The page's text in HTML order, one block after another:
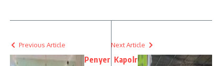
Previous Article
Penyer
Next Article
Kapolr